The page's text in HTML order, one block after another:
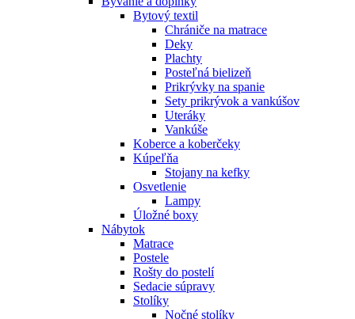
Bytový textil
Chrániče na matrace
Deky
Plachty
Posteľná bielizeň
Prikrývky na spanie
Sety prikrývok a vankúšov
Uteráky
Vankúše
Koberce a koberčeky
Kúpeľňa
Stojany na kefky
Osvetlenie
Lampy
Úložné boxy
Nábytok
Matrace
Postele
Rošty do postelí
Sedacie súpravy
Stolíky
Nočné stolíky